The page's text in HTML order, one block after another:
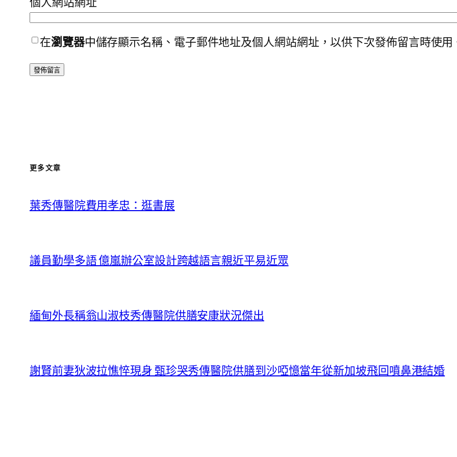
在瀏覽器中儲存顯示名稱、電子郵件地址及個人網站網址，以供下次發佈留言時使用
更多文章
葉秀傳醫院費用孝忠：逛書展
議員勤學多語 億嵐辦公室設計跨越語言親近平易近眾
緬甸外長稱翁山淑枝秀傳醫院供膳安康狀況傑出
謝賢前妻狄波拉憔悴現身 甄珍哭秀傳醫院供膳到沙啞憶當年從新加坡飛回噴鼻港結婚